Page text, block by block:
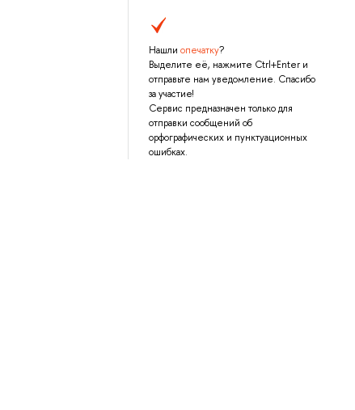
Нашли опечатку?
Выделите её, нажмите Ctrl+Enter и
отправьте нам уведомление. Спасибо
за участие!
Сервис предназначен только для
отправки сообщений об
орфографических и пунктуационных
ошибках.